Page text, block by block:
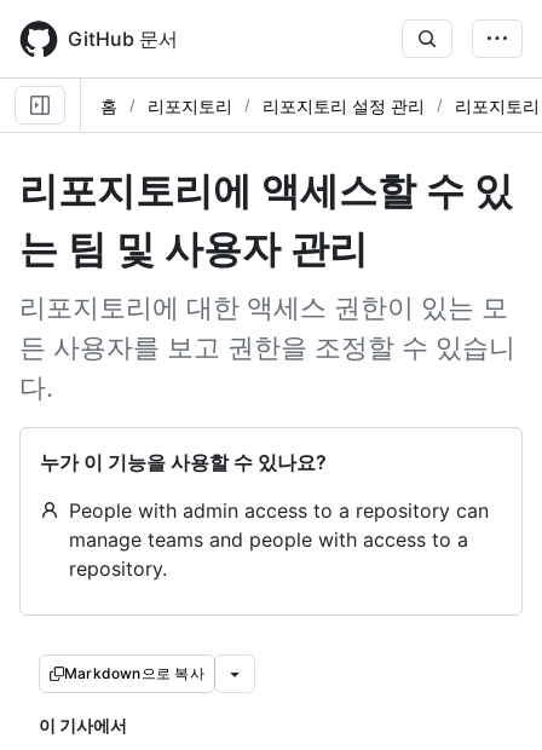
main
content
GitHub 문서
홈 리포지토리 리포지토리 설정 관리 리포지토
리포지토리에 액세스할 수 있
는 팀 및 사용자 관리
리포지토리에 대한 액세스 권한이 있는 모
든 사용자를 보고 권한을 조정할 수 있습니
다.
누가 이 기능을 사용할 수 있나요?
People with admin access to a repository can
manage teams and people with access to a
repository.
Markdown으로 복사
이 기사에서